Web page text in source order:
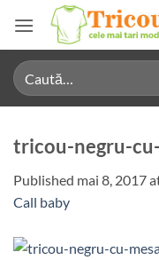
content
Caută
după:
tricou-negru-
Published mai 8, 2017
Call baby